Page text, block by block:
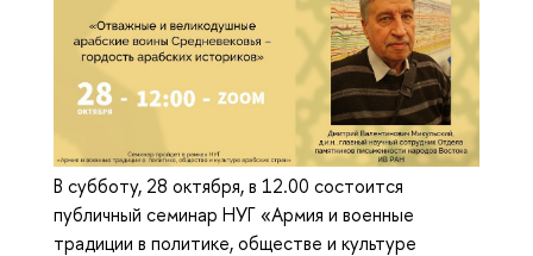
В субботу, 28 октября, в 12.00 состоится
публичный семинар НУГ «Армия и военные
традиции в политике, обществе и культуре